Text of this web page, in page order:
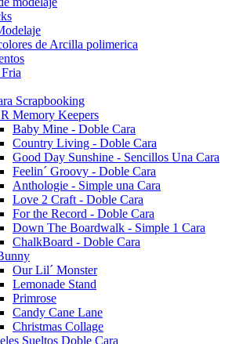
de Arcilla polimerica
Scrapbooking
Memory Keepers
Baby Mine - Doble Cara
Country Living - Doble Cara
Good Day Sunshine - Sencillos Una Cara
Feelin´ Groovy - Doble Cara
Anthologie - Simple una Cara
Love 2 Craft - Doble Cara
For the Record - Doble Cara
Down The Boardwalk - Simple 1 Cara
ChalkBoard - Doble Cara
Our Lil´ Monster
Lemonade Stand
Primrose
Candy Cane Lane
Christmas Collage
Sueltos Doble Cara